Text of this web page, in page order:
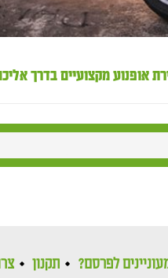
אופנוע מקצועיים בדרך
לפרסם? תקנון